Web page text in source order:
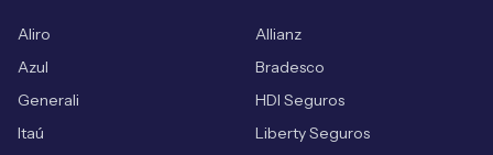
Aliro
Allianz
Azul
Bradesco
Generali
HDI Seguros
Itaú
Liberty Seguros